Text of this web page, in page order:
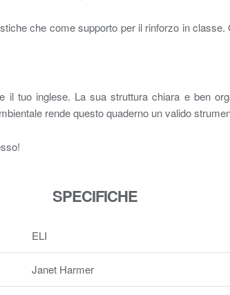
che come supporto per il rinforzo in
tuo inglese. La sua struttura chiara e ben
rende questo quaderno un valido
SPECIFICHE
ELI
Janet Harmer